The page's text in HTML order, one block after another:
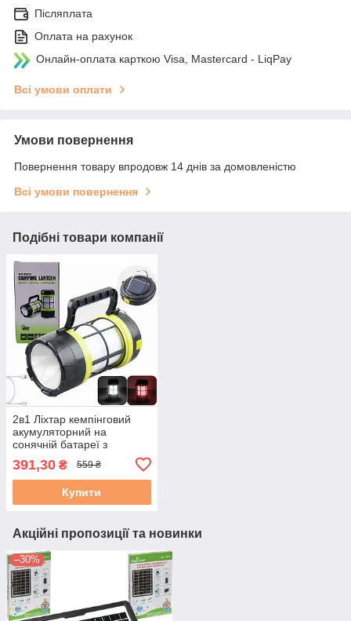
Післяплата
Оплата на рахунок
Онлайн-оплата карткою Visa, Mastercard - LiqPay
Всі умови оплати
Умови повернення
Повернення товару впродовж 14 днів за домовленістю
Всі умови повернення
Подібні товари компанії
2в1 Ліхтар кемпінговий
акумуляторний на
сонячній батареї з
лампа для кемпінгу
391,30 ₴ 559 ₴
Купити
Акційні пропозиції та новинки
–30%